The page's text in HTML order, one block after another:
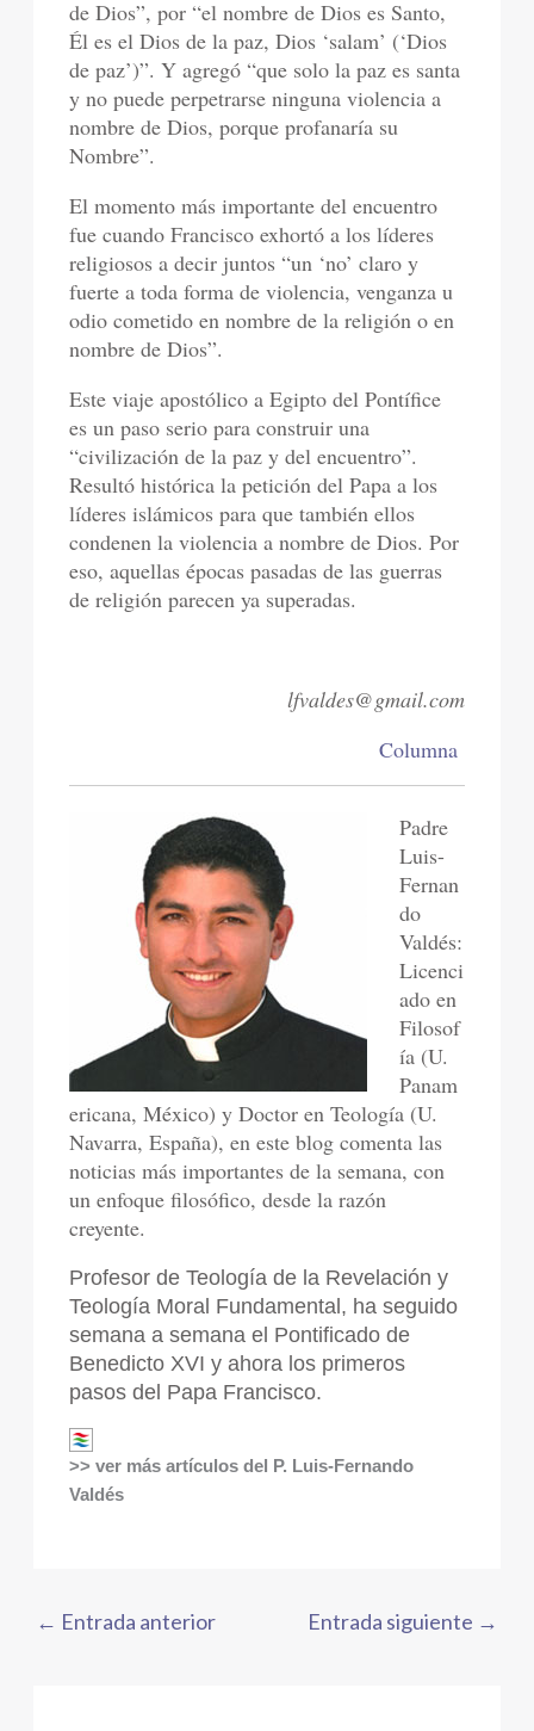
de Dios”, por “el nombre de Dios es Santo,
Él es el Dios de la paz, Dios ‘salam’ (‘Dios
de paz’)”. Y agregó “que solo la paz es santa
y no puede perpetrarse ninguna violencia a
nombre de Dios, porque profanaría su
Nombre”.
El momento más importante del encuentro
fue cuando Francisco exhortó a los líderes
religiosos a decir juntos “un ‘no’ claro y
fuerte a toda forma de violencia, venganza u
odio cometido en nombre de la religión o en
nombre de Dios”.
Este viaje apostólico a Egipto del Pontífice
es un paso serio para construir una
“civilización de la paz y del encuentro”.
Resultó histórica la petición del Papa a los
líderes islámicos para que también ellos
condenen la violencia a nombre de Dios. Por
eso, aquellas épocas pasadas de las guerras
de religión parecen ya superadas.
lfvaldes@gmail.com
Columna
Padre
Luis-
Fernan
do
Valdés:
Licenci
ado en
Filosof
ía (U.
Panam
ericana, México) y Doctor en Teología (U.
Navarra, España), en este blog comenta las
noticias más importantes de la semana, con
un enfoque filosófico, desde la razón
creyente.
Profesor de Teología de la Revelación y
Teología Moral Fundamental, ha seguido
semana a semana el Pontificado de
Benedicto XVI y ahora los primeros
pasos del Papa Francisco.
>> ver más artículos del P. Luis-Fernando
Valdés
← Entrada anterior Entrada siguiente →